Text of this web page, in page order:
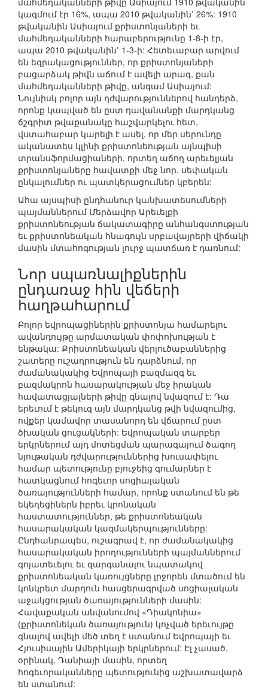
կազմում էր 16%, ապա 2010 թվականինՙ 26%: 1910
թվականին Ասիայում քրիստոնյաների եւ
մահմեդականների հարաբերությունը 1-8-ի էր,
ապա 2010 թվականինՙ 1-3-ի: Հետեւաբար արվում
են եզրակացություններ, որ քրիստոնյաների
բացարձակ թիվն աճում է ավելի արագ, քան
մահմեդականների թիվը, անգամ Ասիայում:
Նույնիսկ բոլոր այն դժվարություններով հանդերձ,
որոնք կապված են ըստ դավանանքի մարդկանց
ճշգրիտ թվաքանակը հաշվարկելու հետ,
վստահաբար կարելի է ասել, որ մեր սերունդը
ականատես կլինի քրիստոնեության այնպիսի
տրանսֆորմացիաների, որտեղ աճող արեւելյան
քրիստոնյաները հավատքի մեջ նոր, սեփական
ընկալումներ ու պատկերացումներ կբերեն:
Ահա այսպիսի ընդհանուր կանխատեսումների
պայմաններում Մերձավոր Արեւելքի
քրիստոնեության ճակատագիրը անհանգստության
եւ քրիստոնեական հնագույն սրբավայրերի վիճակի
մասին մտահոգության լուրջ պատճառ է դառնում:
Նոր սպառնալիքներին
ընդառաջ հին վեճերի
հաղթահարում
Բոլոր եվրոպացիներին քրիստոնյա համարելու
ավանդույթը արմատական փոփոխության է
ենթակա: Քրիստոնեական վերլուծաբաններից
շատերը ուշադրություն են դարձնում, որ
ժամանակակից Եվրոպայի բազմազգ եւ
բազմակրոն հասարակության մեջ իրական
հավատացյալների թիվը գնալով նվազում է: Դա
երեւում է թեկուզ այն մարդկանց թվի նվազումից,
ովքեր կամավոր տասանորդ են վճարում ըստ
ծխական ցուցակների: Եվրոպական տարբեր
երկրներում այդ մոտեցման պարագայում ծագող
նյութական դժվարություններից խուսափելու
համար պետությունը բյուջեից գումարներ է
հատկացնում հոգեւոր սոցիալական
ծառայությունների համար, որոնք ստանում են թե
եկեղեցիներն իբրեւ կրոնական
հաստատություններ, թե քրիստոնեական
հասարակական կազմակերպությունները:
Ընդհանրապես, ուշագրավ է, որ ժամանակակից
հասարակական իրողությունների պայմաններում
գոյատեւելու եւ զարգանալու նպատակով
քրիստոնեական կառույցները լրջորեն մտածում են
կոնկրետ մարդուն հասցերագրված սոցիալական
աջակցության ծառայությունների մասին:
Հավաքական անվանումով «Դիակոնիա»
(քրիստոնեկան ծառայություն) կոչված երեւույթը
գնալով ավելի մեծ տեղ է ստանում Եվրոպայի եւ
Հյուսիսային Ամերիկայի երկրներում: Էլ չասած,
օրինակ, Դանիայի մասին, որտեղ
հոգեւորականները պետությունից աշխատավարձ
են ստանում: